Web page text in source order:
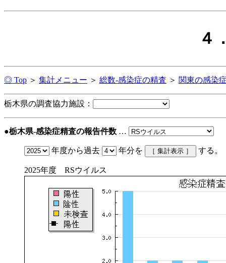
４
◎ Top ＞ 集計メニュー ＞ 総数-感染症の精査 ＞ 関東の感染
栃木県の調査協力施設：
●栃木県-感染症精査の報告件数 …
年度から過去 年分を する。
2025年度 RSウイルス